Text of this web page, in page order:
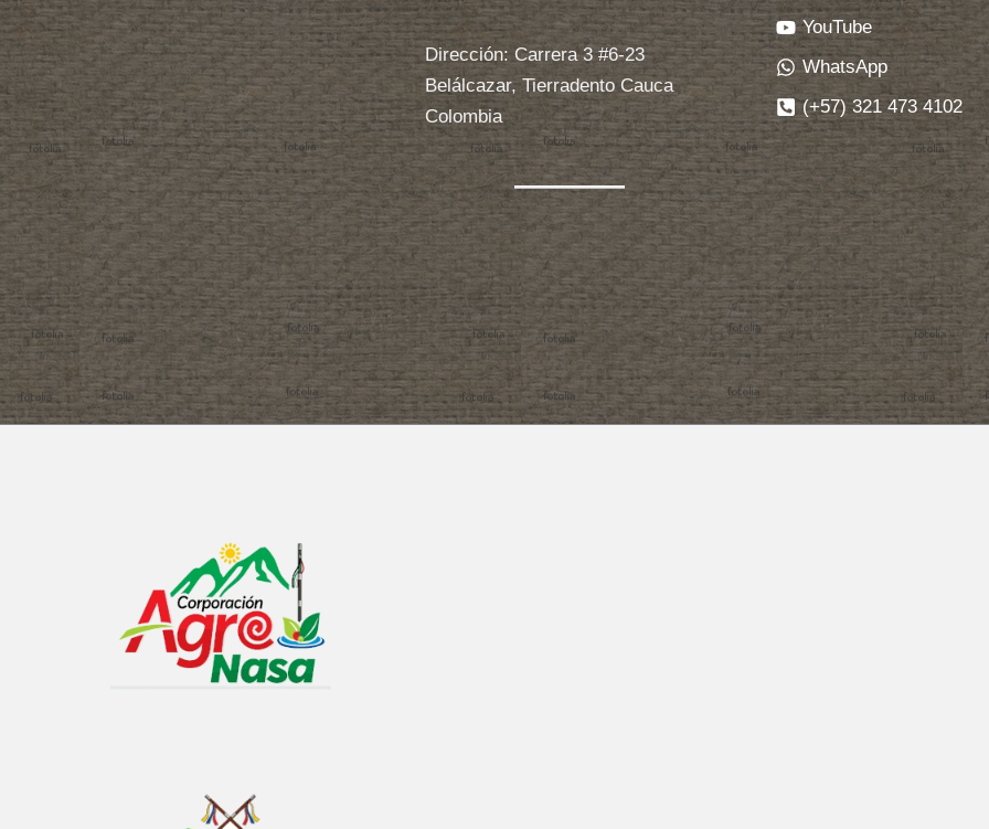
Dirección: Carrera 3 #6-23
Belálcazar, Tierradento Cauca
Colombia
YouTube
WhatsApp
(+57) 321 473 4102